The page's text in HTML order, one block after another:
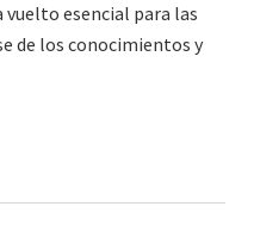
vuelto esencial para las
de los conocimientos y